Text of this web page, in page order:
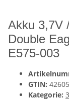
Akku 3,7V
Double
E575-003
GTIN:
Kategorie: